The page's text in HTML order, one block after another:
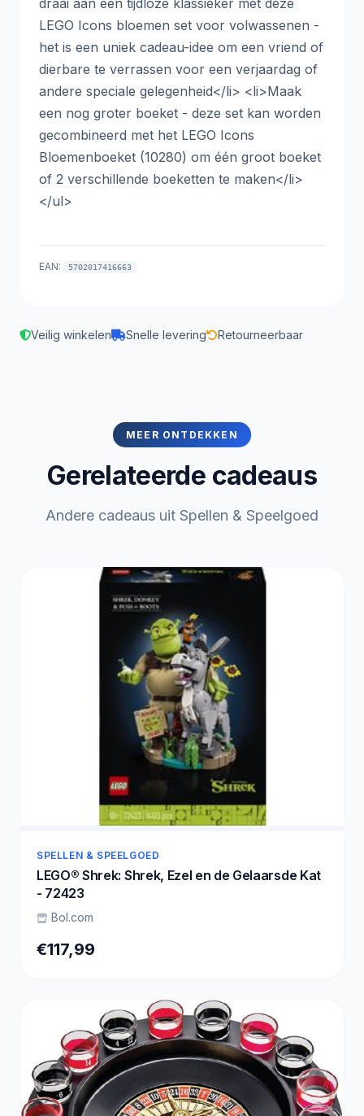
LEGO Icons bloemen set voor volwassenen -
het is een uniek cadeau-idee om een vriend of
dierbare te verrassen voor een verjaardag of
andere speciale gelegenheid</li> <li>Maak
een nog groter boeket - deze set kan worden
gecombineerd met het LEGO Icons
Bloemenboeket (10280) om één groot boeket
of 2 verschillende boeketten te maken</li>
</ul>
EAN: 5702017416663
Veilig winkelen Snelle levering Retourneerbaar
MEER ONTDEKKEN
Gerelateerde cadeaus
Andere cadeaus uit Spellen & Speelgoed
SPELLEN & SPEELGOED
LEGO® Shrek: Shrek, Ezel en de Gelaarsde Kat
- 72423
Bol.com
€117,99